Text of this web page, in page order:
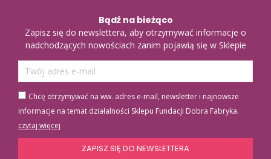
Bądź na bieżąco
Zapisz się do newslettera, aby otrzymywać informacje o
nadchodzących nowościach zanim pojawią się w Sklepie
Chcę otrzymywać na ww. adres e-mail, newsletter i najnowsze
informacje na temat działalności Sklepu Fundacji Dobra Fabryka.
czytaj więcej
ZAPISZ SIĘ DO NEWSLETTERA